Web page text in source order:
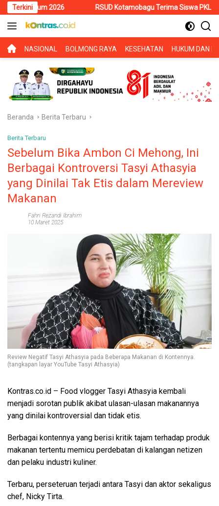
Langsung
ke
konten
Terkini RSUD Kotamobagu Terima Siswa PKL SMK
BERANDA
NASIONAL BOLMONG RAYA KESEHATAN HUKUM DAN
Beranda Berita Terbaru
Berita Terbaru
Sebelum Bika Ambon Ci Mehong, Ini
Berbagai Kontroversi Tasyi Athasyia
yang Dinilai Tak Etis dalam Mereview
Makanan
Fahri Rezandi Ibrahim
10 Maret 2025
Review Negatif Tasyi Athasyia pada Beberapa Makanan di Kontennya.
(tangkapan layar YouTube Tasyi Athasyia)
Kontras.co.id – Food vlogger Tasyi Athasyia kembali
menjadi sorotan publik akibat ulasan-ulasan makanannya
yang dinilai kontroversial dan tidak etis.
Berbagai kontennya yang berisi kritik tajam terhadap produk
makanan tertentu memicu perdebatan di kalangan netizen
dan pelaku industri kuliner.
Terbaru, perseteruan terjadi antara Tasyi dan aktor sekaligus
chef, Nicky Tirta.